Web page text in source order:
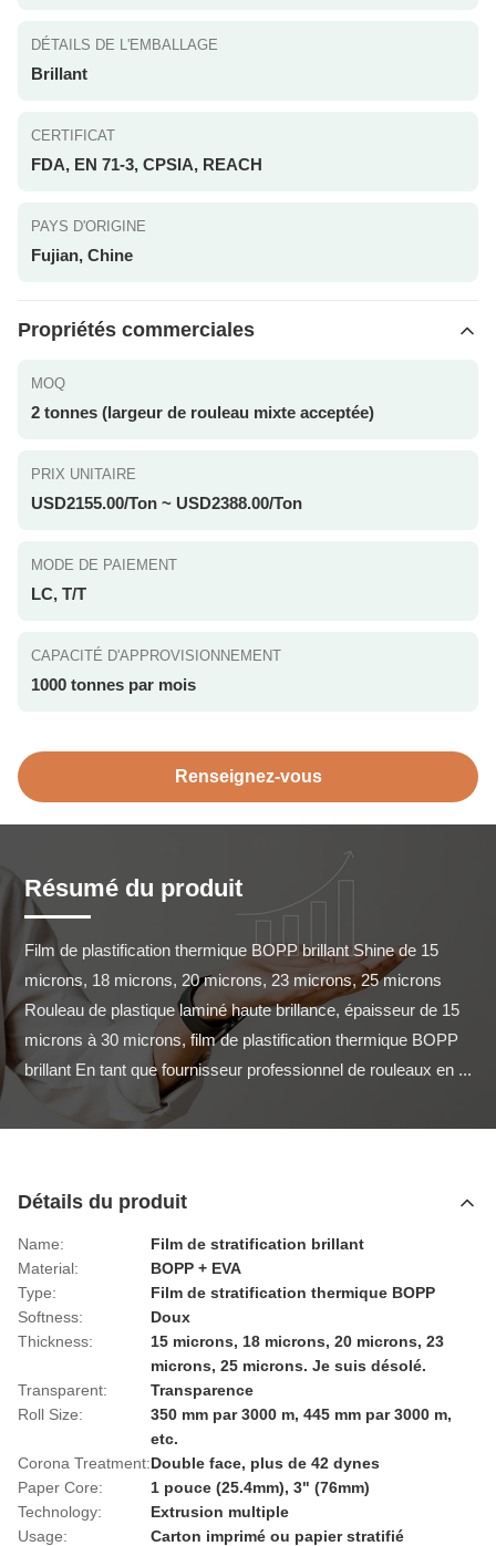
DÉTAILS DE L'EMBALLAGE
Brillant
CERTIFICAT
FDA, EN 71-3, CPSIA, REACH
PAYS D'ORIGINE
Fujian, Chine
Propriétés commerciales
MOQ
2 tonnes (largeur de rouleau mixte acceptée)
PRIX UNITAIRE
USD2155.00/Ton ~ USD2388.00/Ton
MODE DE PAIEMENT
LC, T/T
CAPACITÉ D'APPROVISIONNEMENT
1000 tonnes par mois
Renseignez-vous
Résumé du produit
Film de plastification thermique BOPP brillant Shine de 15
microns, 18 microns, 20 microns, 23 microns, 25 microns
Rouleau de plastique laminé haute brillance, épaisseur de 15
microns à 30 microns, film de plastification thermique BOPP
brillant En tant que fournisseur professionnel de rouleaux en ...
Détails du produit
Name:
Film de stratification brillant
Material:
BOPP + EVA
Type:
Film de stratification thermique BOPP
Softness:
Doux
Thickness:
15 microns, 18 microns, 20 microns, 23
microns, 25 microns. Je suis désolé.
Transparent:
Transparence
Roll Size:
350 mm par 3000 m, 445 mm par 3000 m,
etc.
Corona Treatment:Double face, plus de 42 dynes
Paper Core:
1 pouce (25.4mm), 3" (76mm)
Technology:
Extrusion multiple
Usage:
Carton imprimé ou papier stratifié